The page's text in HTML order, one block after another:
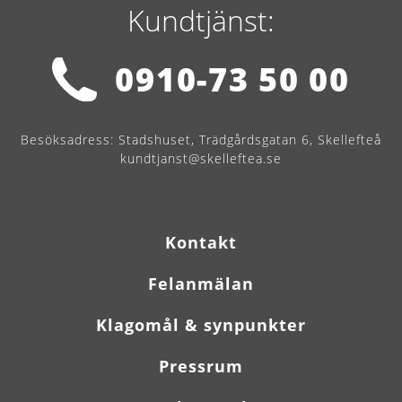
Kundtjänst:
0910-73 50 00
Besöksadress: Stadshuset, Trädgårdsgatan 6, Skellefteå
kundtjanst@skelleftea.se
Kontakt
Felanmälan
Klagomål & synpunkter
Pressrum